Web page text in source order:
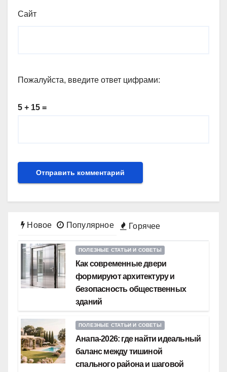
Сайт
Пожалуйста, введите ответ цифрами:
5 + 15 =
Новое Популярное Горячее
ПОЛЕЗНЫЕ СТАТЬИ И СОВЕТЫ
Как современные двери
формируют архитектуру и
безопасность общественных
зданий
ПОЛЕЗНЫЕ СТАТЬИ И СОВЕТЫ
Анапа-2026: где найти идеальный
баланс между тишиной
спального района и шаговой